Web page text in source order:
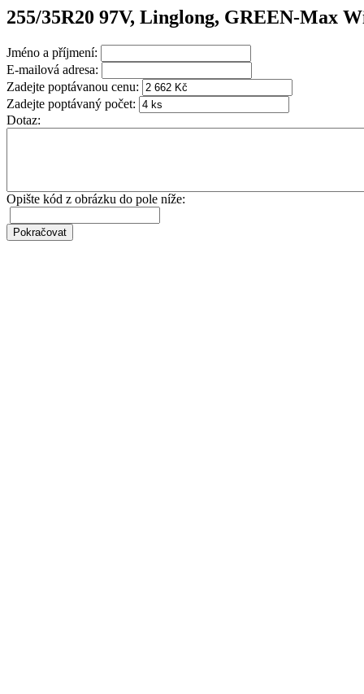
255/35R20 97V, Linglong, GREEN-Max
Jméno a příjmení:
E-mailová adresa:
Zadejte poptávanou cenu:
Zadejte poptávaný počet:
Dotaz:
Opište kód z obrázku do pole níže: